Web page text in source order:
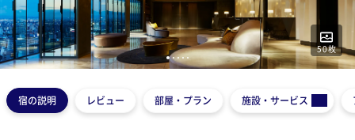
50枚
12345
宿の説明 レビュー 部屋・プラン 施設・サービス